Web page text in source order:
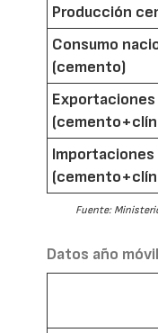
Producción
Consumo
(cemento)
Exportaciones
Importaciones
Fuente:
Datos año